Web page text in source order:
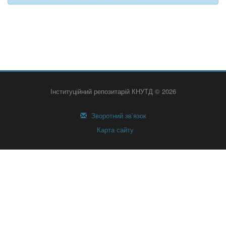
Інституційний репозитарій КНУТД © 2026
Зворотний зв’язок
Карта сайту